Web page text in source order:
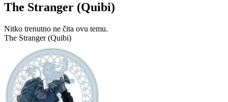
The Stranger (Quibi)
Nitko trenutno ne čita ovu temu.
The Stranger (Quibi)